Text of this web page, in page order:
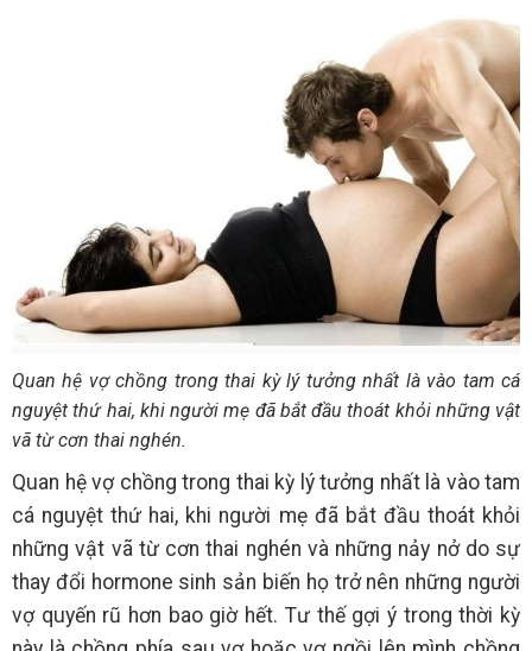
Quan hệ vợ chồng trong thai kỳ lý tưởng nhất là vào tam cá
nguyệt thứ hai, khi người mẹ đã bắt đầu thoát khỏi những vật
vã từ cơn thai nghén.
Quan hệ vợ chồng trong thai kỳ lý tưởng nhất là vào tam
cá nguyệt thứ hai, khi người mẹ đã bắt đầu thoát khỏi
những vật vã từ cơn thai nghén và những nảy nở do sự
thay đổi hormone sinh sản biến họ trở nên những người
vợ quyến rũ hơn bao giờ hết. Tư thế gợi ý trong thời kỳ